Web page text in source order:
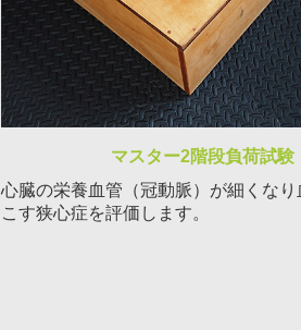
マスター2階段負荷試験
心臓の栄養血管（冠動脈）が細くな
こす狭心症を評価します。